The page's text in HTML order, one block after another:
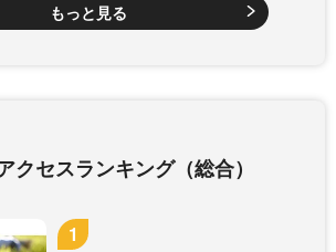
もっと見る
クセスランキング（総合）